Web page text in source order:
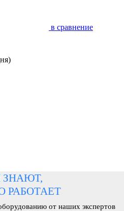
в сравнение
ЗНАЮТ,
РАБОТАЕТ
от наших экспертов